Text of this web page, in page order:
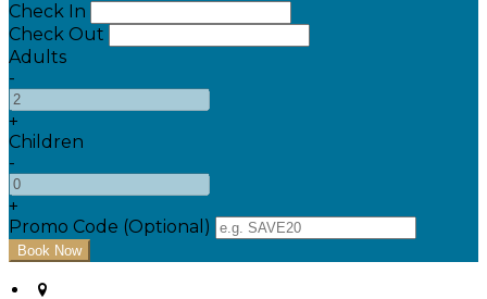
Check In
Check Out
Adults
-
+
Children
-
+
Promo Code (Optional)